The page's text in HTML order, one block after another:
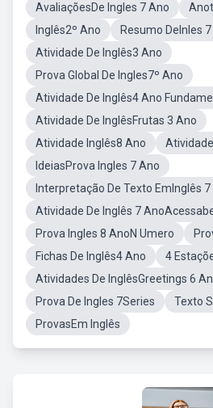
AvaliaçõesDe Ingles 7 Ano
Inglês2º Ano
Resumo DeInles
Atividade De Inglês3 Ano
Prova Global De Ingles7º Ano
Atividade De Inglês4 Ano
Atividade De InglêsFrutas 3 Ano
Atividade Inglês8 Ano
IdeiasProva Ingles 7 Ano
Interpretação De Texto EmInglês 7
Atividade De Inglês 7
Prova Ingles 8 AnoN Umero
Fichas De Inglês4 Ano
4
Atividades De InglêsGreetings 6
Prova De Ingles 7Series
Texto
ProvasEm Inglês